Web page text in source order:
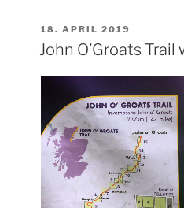
UL
2“
VERÖFFENTLICHT
AM
18. APRIL 2019
John O’Groats